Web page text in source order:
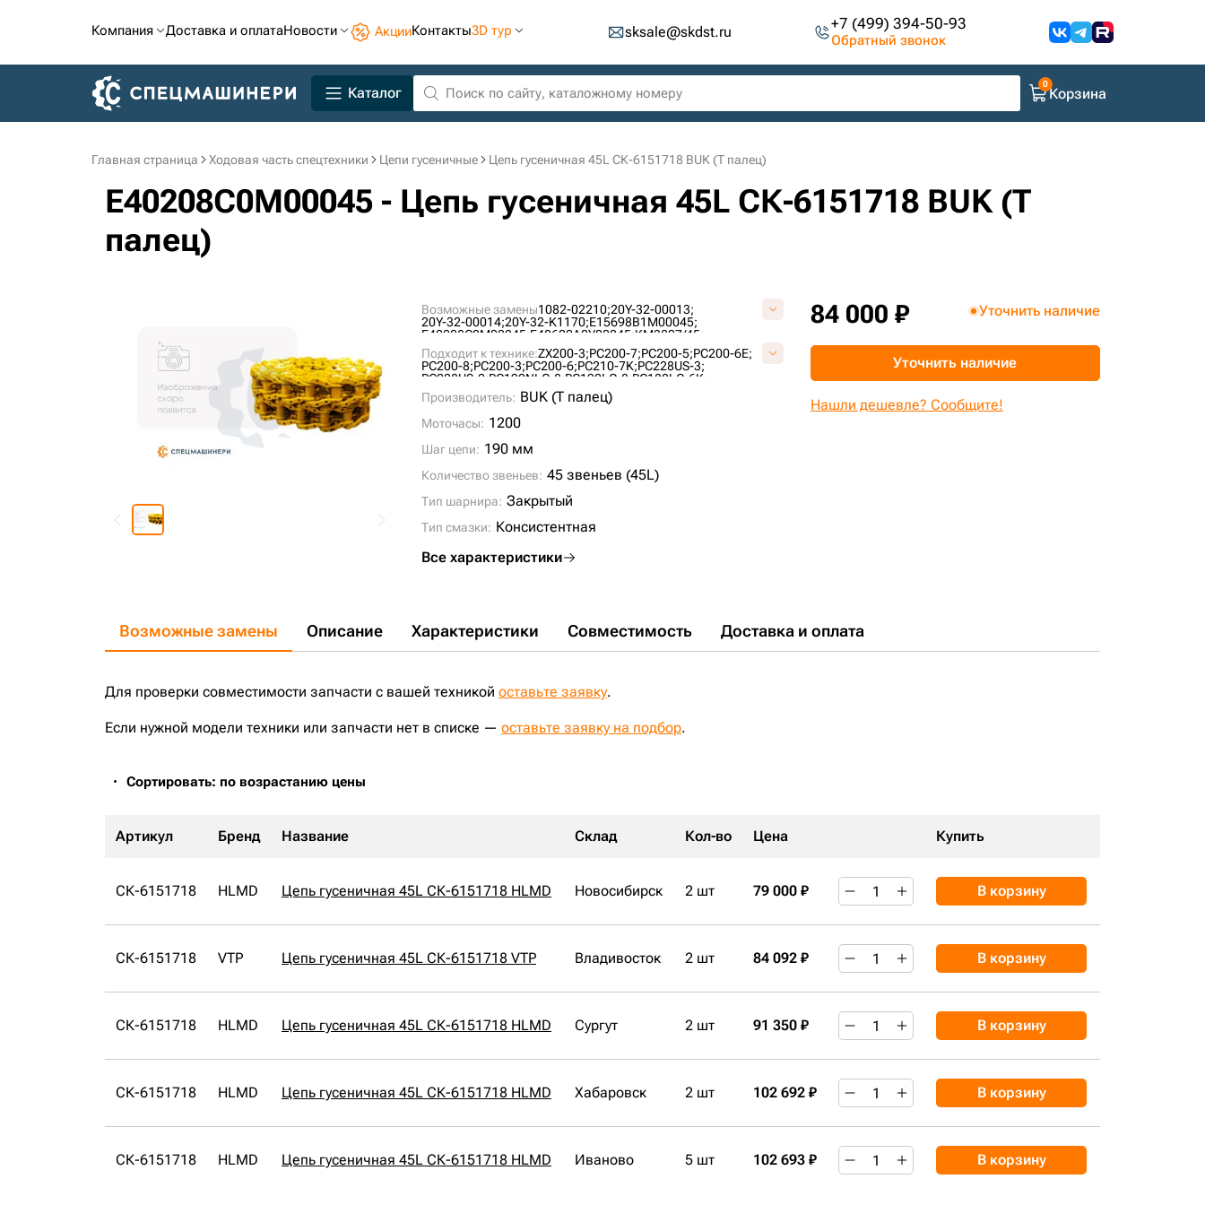
Компания Доставка и оплатаНовости АкцииКонтакты3D тур sksale@skdst.ru +7 (499) 394-50-93
Обратный звонок
Каталог Корзина
Главная страница Ходовая часть спецтехники Цепи гусеничные Цепь гусеничная 45L СК-6151718 BUK (Т палец)
E40208C0M00045 - Цепь гусеничная 45L СК-6151718 BUK (Т
палец)
Возможные замены1082-02210;20Y-32-00013;
20Y-32-00014;20Y-32-K1170;E15698B1M00045;
E40208C0M00045;E40600A0Y00045;KM3807/45;
KM782/45;
LH1075/45;VE1569B845; VKM782/45HDV;
Подходит к технике:ZX200-3;PC200-7;PC200-5;PC200-6E;
PC200-8;PC200-3;PC200-6;PC210-7K;PC228US-3;
PC228US-2;PC190NLC-8;PC190LC-8;PC180LC-6K;
PC180LC-5K;
PC210-6K;PC210-8;SE210-2;
R210-3;BR200J-1;BR200S-1 ;BR300S-1;
BR380JG-1;PC150HD-5;
PC180NLC-6;PC180NLC-7;
MX8-1;TJ608B;
Производитель: BUK (Т палец)
Моточасы: 1200
Шаг цепи: 190 мм
Количество звеньев: 45 звеньев (45L)
Тип шарнира: Закрытый
Тип смазки: Консистентная
Все характеристики
84 000 ₽ Уточнить наличие
Уточнить наличие
Нашли дешевле? Сообщите!
Возможные замены Описание Характеристики Совместимость Доставка и оплата
Для проверки совместимости запчасти с вашей техникой оставьте заявку.
Если нужной модели техники или запчасти нет в списке — оставьте заявку на подбор.
Сортировать: по возрастанию цены
Артикул Бренд Название Склад Кол-во Цена Купить
СК-6151718 HLMD Цепь гусеничная 45L СК-6151718 HLMD Новосибирск 2 шт 79 000 ₽ В корзину
СК-6151718 VTP Цепь гусеничная 45L СК-6151718 VTP Владивосток 2 шт 84 092 ₽ В корзину
СК-6151718 HLMD Цепь гусеничная 45L СК-6151718 HLMD Сургут 2 шт 91 350 ₽ В корзину
СК-6151718 HLMD Цепь гусеничная 45L СК-6151718 HLMD Хабаровск 2 шт 102 692 ₽ В корзину
СК-6151718 HLMD Цепь гусеничная 45L СК-6151718 HLMD Иваново 5 шт 102 693 ₽ В корзину